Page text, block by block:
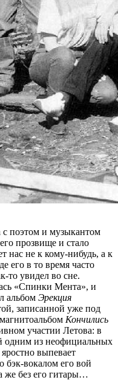
с поэтом и музыкантом
прозвище и стало
нас не к кому-нибудь, а к
его в то время часто
то увидел во сне.
«Спинки Мента», и
альбом Эрекция
записанной уже под
Кончились
участии Летова: в
одним из неофициальных
выпевает
бэк-вокалом его вой
же без его гитары…